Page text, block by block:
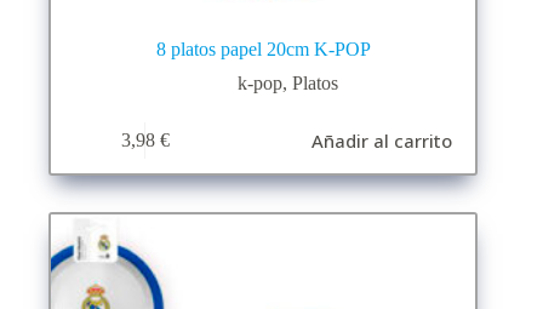
8 platos papel 20cm K-POP
k-pop, Platos
3,98 € Añadir al carrito